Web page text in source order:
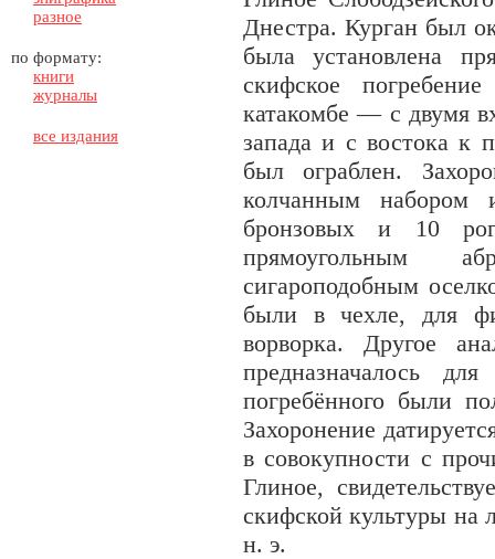
разное
по формату:
книги
журналы
все издания
Днестра. Курган был
была установлена
скифское
катакомбе — с двумя
запада и с востока к
был ограблен.
колчанным набором
бронзовых и 10
прямоугольным
сигароподобным
были в чехле, для
ворворка. Другое
предназначалось
погребённого были
Захоронение
в совокупности с
Глиное,
скифской культуры на
н. э.